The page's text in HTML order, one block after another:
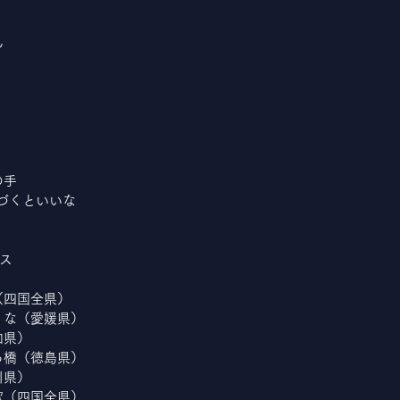
手
づくといいな
四国全県）
な（愛媛県）
県）
橋（徳島県）
県）
（四国全県）